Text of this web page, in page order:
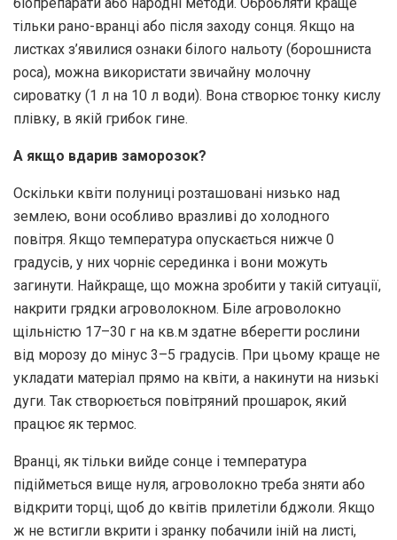
тільки рано-вранці або після заходу сонця. Якщо на
листках з’явилися ознаки білого нальоту (борошниста
роса), можна використати звичайну молочну
сироватку (1 л на 10 л води). Вона створює тонку кислу
плівку, в якій грибок гине.
А якщо вдарив заморозок?
Оскільки квіти полуниці розташовані низько над
землею, вони особливо вразливі до холодного
повітря. Якщо температура опускається нижче 0
градусів, у них чорніє серединка і вони можуть
загинути. Найкраще, що можна зробити у такій ситуації,
накрити грядки агроволокном. Біле агроволокно
щільністю 17–30 г на кв.м здатне вберегти рослини
від морозу до мінус 3–5 градусів. При цьому краще не
укладати матеріал прямо на квіти, а накинути на низькі
дуги. Так створюється повітряний прошарок, який
працює як термос.
Вранці, як тільки вийде сонце і температура
підійметься вище нуля, агроволокно треба зняти або
відкрити торці, щоб до квітів прилетіли бджоли. Якщо
ж не встигли вкрити і зранку побачили іній на листі,